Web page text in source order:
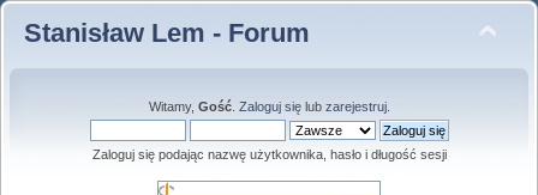
Stanisław Lem - Forum
Witamy, Gość. Zaloguj sięlub zarejestruj.
Zaloguj się podając nazwę użytkownika, hasło i długość sesji